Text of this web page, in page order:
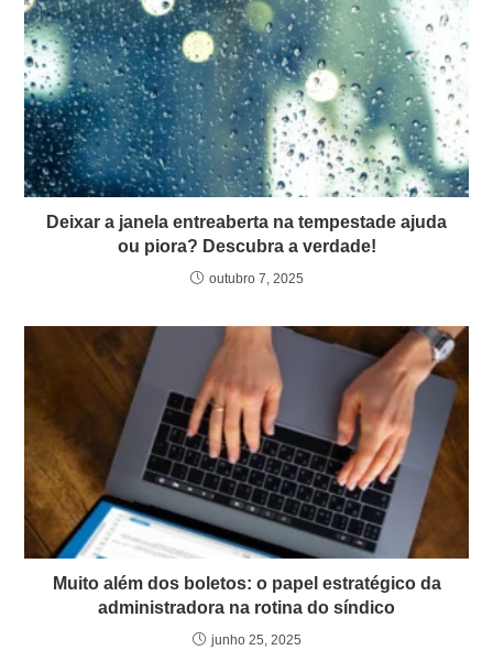
Deixar a janela entreaberta na tempestade ajuda
ou piora? Descubra a verdade!
outubro 7, 2025
Muito além dos boletos: o papel estratégico da
administradora na rotina do síndico
junho 25, 2025